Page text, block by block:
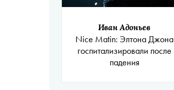
Иван Адоньев
Nice Matin: Элтона Джона
госпитализировали после
падения